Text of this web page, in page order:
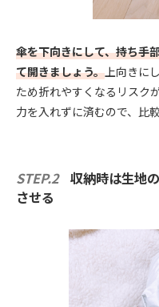
傘を下向きにして、持ち手
て開きましょう。上向きに
ため折れやすくなるリスク
力を入れずに済むので、比
STEP.2 収納時は生地
させる